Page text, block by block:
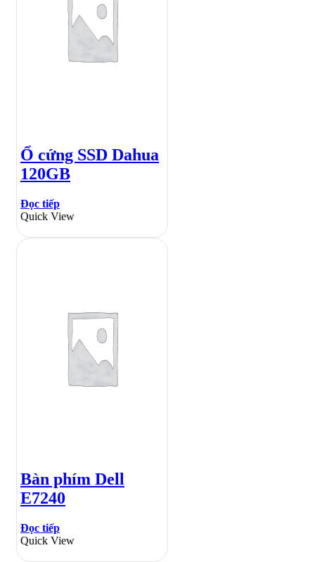
Ổ cứng SSD Dahua
120GB
Đọc tiếp
Quick View
Bàn phím Dell
E7240
Đọc tiếp
Quick View